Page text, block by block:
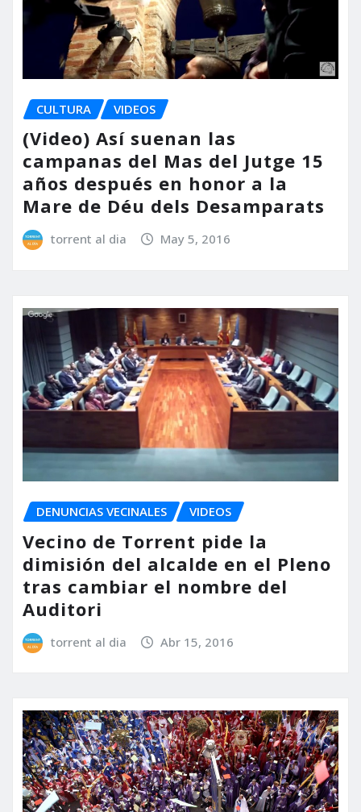
CULTURA VIDEOS
(Video) Así suenan las
campanas del Mas del Jutge 15
años después en honor a la
Mare de Déu dels Desamparats
torrent al dia May 5, 2016
DENUNCIAS VECINALES VIDEOS
Vecino de Torrent pide la
dimisión del alcalde en el Pleno
tras cambiar el nombre del
Auditori
torrent al dia Abr 15, 2016